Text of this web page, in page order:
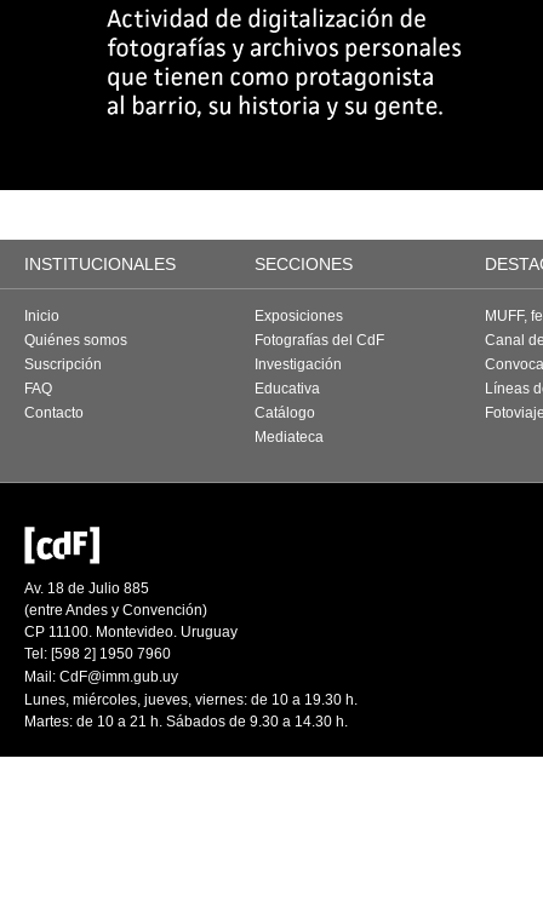
INSTITUCIONALES SECCIONES
Inicio
Quiénes somos
Suscripción
FAQ
Contacto
Exposiciones
Fotografías del CdF
Investigación
Educativa
Catálogo
Mediateca
MUFF,
Canal
Líneas
Av. 18 de Julio 885
(entre Andes y Convención)
CP 11100. Montevideo. Uruguay
Tel: [598 2] 1950 7960
Mail: CdF@imm.gub.uy
Lunes, miércoles, jueves, viernes: de 10 a 19.30 h.
Martes: de 10 a 21 h. Sábados de 9.30 a 14.30 h.